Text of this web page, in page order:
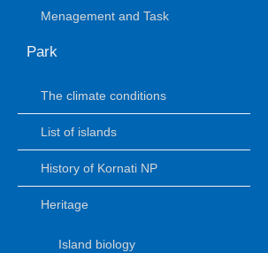
Menagement and Task
Park
The climate conditions
List of islands
History of Kornati NP
Heritage
Island biology